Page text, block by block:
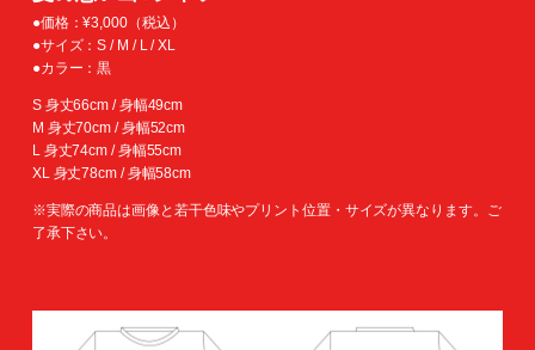
●価格：¥3,000（税込）
●サイズ：S / M / L / XL
●カラー：黒
S 身丈66cm / 身幅49cm
M 身丈70cm / 身幅52cm
L 身丈74cm / 身幅55cm
XL 身丈78cm / 身幅58cm
※実際の商品は画像と若干色味やプリント位置・サイズが異なります。ご
了承下さい。